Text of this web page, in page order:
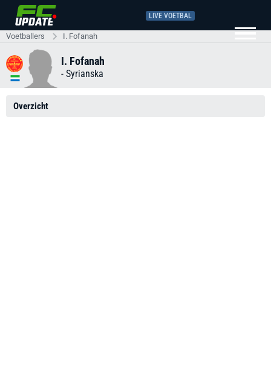
LIVE VOETBAL
Voetballers I. Fofanah
I. Fofanah
- Syrianska
Overzicht